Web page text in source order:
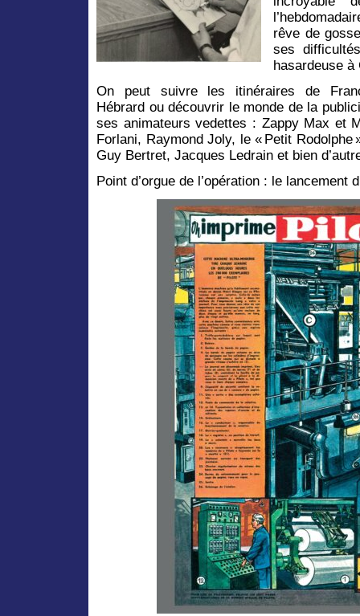
rêve de
ses
hasardeuse à
On peut suivre les itinéraires de
Hébrard ou découvrir le monde de la
ses animateurs vedettes : Zappy Max et
Forlani, Raymond Joly, le « Petit
Guy Bertret, Jacques Ledrain et bien
Point d’orgue de l’opération : le lancement